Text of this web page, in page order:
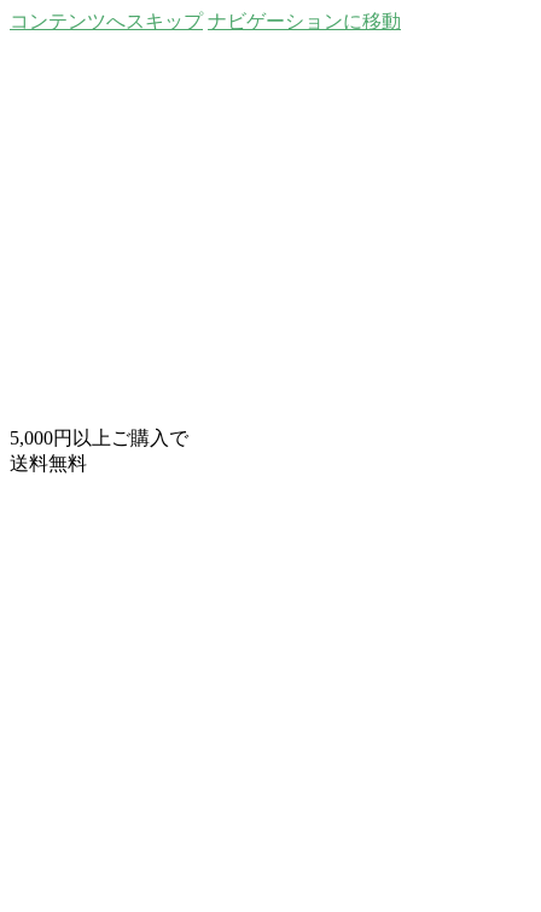
コンテンツへスキップ ナビゲーションに移動
5,000円以上ご購入で
送料無料